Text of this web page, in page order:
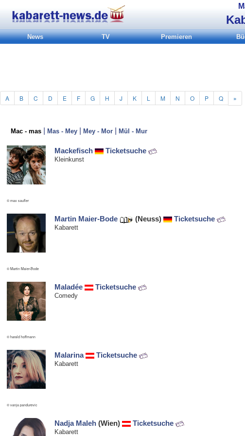
News TV Premieren
A B C D E F G H J K L M N O P Q »
Mac - mas | Mas - Mey | Mey - Mor | Mül - Mur
© max saufler
Mackefisch Ticketsuche
Kleinkunst
© Martin Maier-Bode
Martin Maier-Bode (Neuss) Ticketsuche
Kabarett
© harald hoffmann
Maladée Ticketsuche
Comedy
© vanja pandurevic
Malarina Ticketsuche
Kabarett
Nadja Maleh (Wien) Ticketsuche
Kabarett